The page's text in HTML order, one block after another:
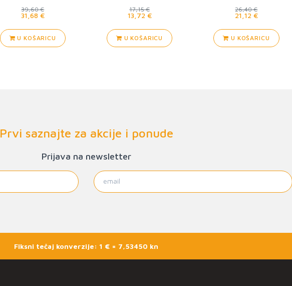
39,60 €
31,68 €
U KOŠARICU
17,15 €
13,72 €
U KOŠARICU
26,40 €
21,12 €
U KOŠARICU
Prvi saznajte za akcije i ponude
Prijava na newsletter
Fiksni tečaj konverzije: 1 € = 7,53450 kn